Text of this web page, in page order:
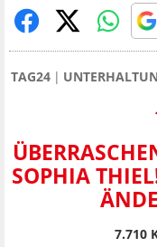
TAG24
SOPHIA
7.710